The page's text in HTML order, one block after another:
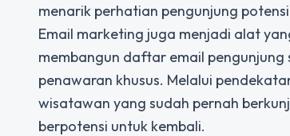
menarik perhatian pengunjung
Email marketing juga menjadi alat
membangun daftar email
penawaran khusus. Melalui
wisatawan yang sudah pernah
berpotensi untuk kembali.